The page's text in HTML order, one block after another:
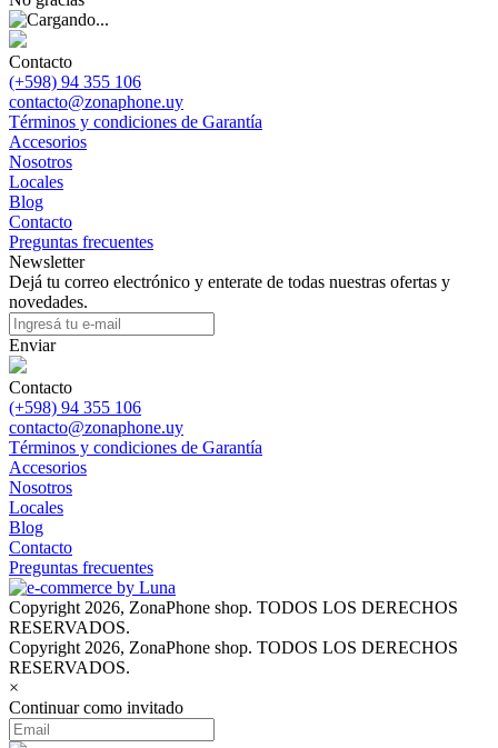
Contacto
(+598) 94 355 106
contacto@zonaphone.uy
Términos y condiciones de Garantía
Accesorios
Nosotros
Locales
Blog
Contacto
Preguntas frecuentes
Newsletter
Dejá tu correo electrónico y enterate de todas nuestras ofertas y
novedades.
Enviar
Contacto
(+598) 94 355 106
contacto@zonaphone.uy
Términos y condiciones de Garantía
Accesorios
Nosotros
Locales
Blog
Contacto
Preguntas frecuentes
Copyright 2026, ZonaPhone shop. TODOS LOS DERECHOS
RESERVADOS.
Copyright 2026, ZonaPhone shop. TODOS LOS DERECHOS
RESERVADOS.
×
Continuar como invitado